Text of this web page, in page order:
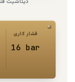
فشار کاری
16 bar